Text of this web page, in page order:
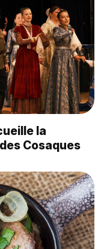
la
Cosaques